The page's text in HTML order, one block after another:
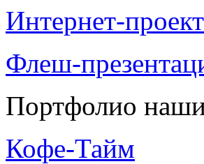
Интернет-
Флеш-
Портфолио
Кофе-Тайм